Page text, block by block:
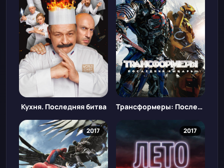
Кухня. Последняя битва Трансформеры: Последний рыцарь
2017 2017